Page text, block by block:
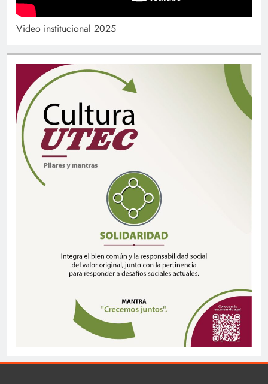
Video institucional 2025